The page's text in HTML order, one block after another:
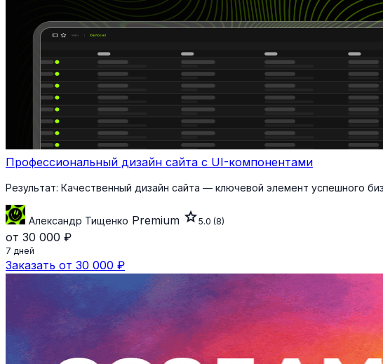
Профессиональный дизайн сайта с UI-компонентами
Результат: Качественный дизайн сайта — ключевой элемент успешного
Александр Тищенко Premium star5.0 (8)
от 30 000 ₽
7 дней
Заказать от 30 000 ₽